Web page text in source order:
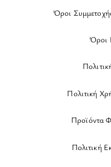
Όροι
Όροι
Πολιτική
Προϊόντα
Πολιτική